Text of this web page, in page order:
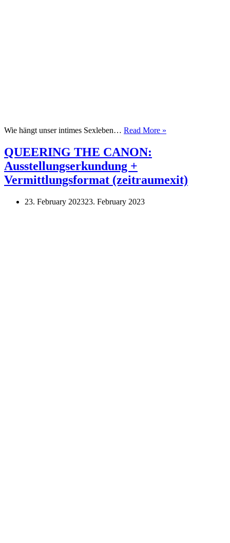
Wie hängt unser intimes Sexleben… Read More »
Workshop
zu
QUEERING THE CANON:
Ausstellungserkundung +
Vermittlungsformat (zeitraumexit)
23. February 202323. February 2023